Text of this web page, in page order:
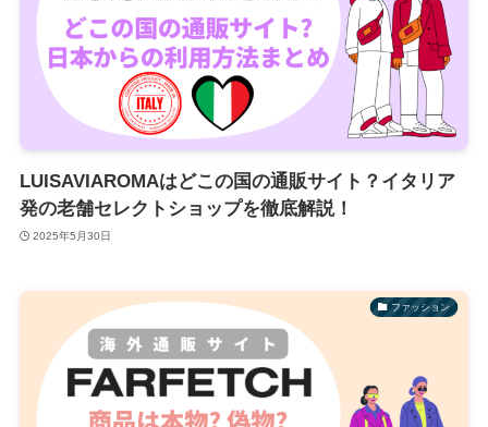
LUISAVIAROMAはどこの国の通販サイト？イタリア
発の老舗セレクトショップを徹底解説！
2025年5月30日
ファッション